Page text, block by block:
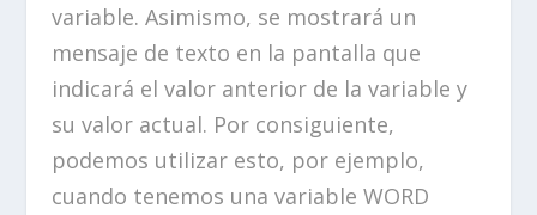
variable. Asimismo, se mostrará un
mensaje de texto en la pantalla que
indicará el valor anterior de la variable y
su valor actual. Por consiguiente,
podemos utilizar esto, por ejemplo,
cuando tenemos una variable WORD